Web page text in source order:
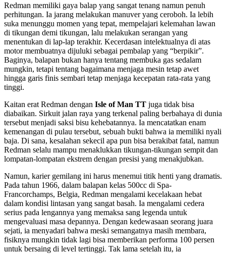
Redman memiliki gaya balap yang sangat tenang namun penuh
perhitungan. Ia jarang melakukan manuver yang ceroboh. Ia lebih
suka menunggu momen yang tepat, mempelajari kelemahan lawan
di tikungan demi tikungan, lalu melakukan serangan yang
menentukan di lap-lap terakhir. Kecerdasan intelektualnya di atas
motor membuatnya dijuluki sebagai pembalap yang “berpikir”.
Baginya, balapan bukan hanya tentang membuka gas sedalam
mungkin, tetapi tentang bagaimana menjaga mesin tetap awet
hingga garis finis sembari tetap menjaga kecepatan rata-rata yang
tinggi.
Kaitan erat Redman dengan Isle of Man TT juga tidak bisa
diabaikan. Sirkuit jalan raya yang terkenal paling berbahaya di dunia
tersebut menjadi saksi bisu kehebatannya. Ia mencatatkan enam
kemenangan di pulau tersebut, sebuah bukti bahwa ia memiliki nyali
baja. Di sana, kesalahan sekecil apa pun bisa berakibat fatal, namun
Redman selalu mampu menaklukkan tikungan-tikungan sempit dan
lompatan-lompatan ekstrem dengan presisi yang menakjubkan.
Namun, karier gemilang ini harus menemui titik henti yang dramatis.
Pada tahun 1966, dalam balapan kelas 500cc di Spa-
Francorchamps, Belgia, Redman mengalami kecelakaan hebat
dalam kondisi lintasan yang sangat basah. Ia mengalami cedera
serius pada lengannya yang memaksa sang legenda untuk
mengevaluasi masa depannya. Dengan kedewasaan seorang juara
sejati, ia menyadari bahwa meski semangatnya masih membara,
fisiknya mungkin tidak lagi bisa memberikan performa 100 persen
untuk bersaing di level tertinggi. Tak lama setelah itu, ia